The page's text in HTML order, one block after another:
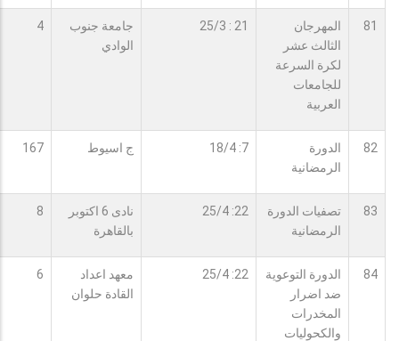
81
المهرجان
الثالث عشر
لكرة السرعة
للجامعات
العربية
21 : 25/3
جامعة جنوب
الوادي
4
82
الدورة
الرمضانية
7: 18/4 ج اسيوط 167
83
تصفيات الدورة
الرمضانية
22: 25/4
نادى 6 اكتوبر
بالقاهرة
8
84
الدورة التوعوية
ضد اضرار
المخدرات
والكحوليات
22: 25/4
معهد اعداد
القادة حلوان
6